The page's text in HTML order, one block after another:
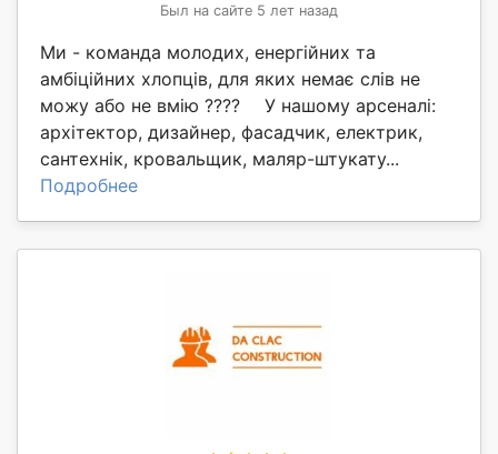
Был на сайте 5 лет назад
Ми - команда молодих, енергійних та
амбіційних хлопців, для яких немає слів не
можу або не вмію ???? ⠀ У нашому арсеналі:
архітектор, дизайнер, фасадчик, електрик,
сантехнік, кровальщик, маляр-штукату...
Подробнее